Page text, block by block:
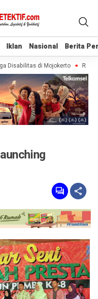
Iklan Nasional Berita
Iklan Nasional Berita
Disabilitas di Mojokerto